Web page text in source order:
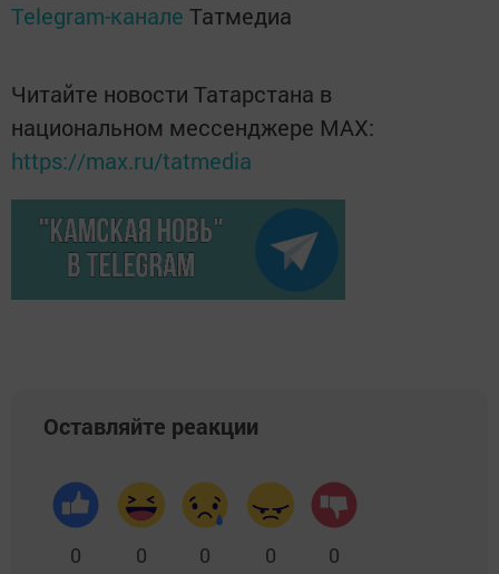
Telegram-канале Татмедиа
Читайте новости Татарстана в
национальном мессенджере MАХ:
https://max.ru/tatmedia
Оставляйте реакции
0 0 0 0 0